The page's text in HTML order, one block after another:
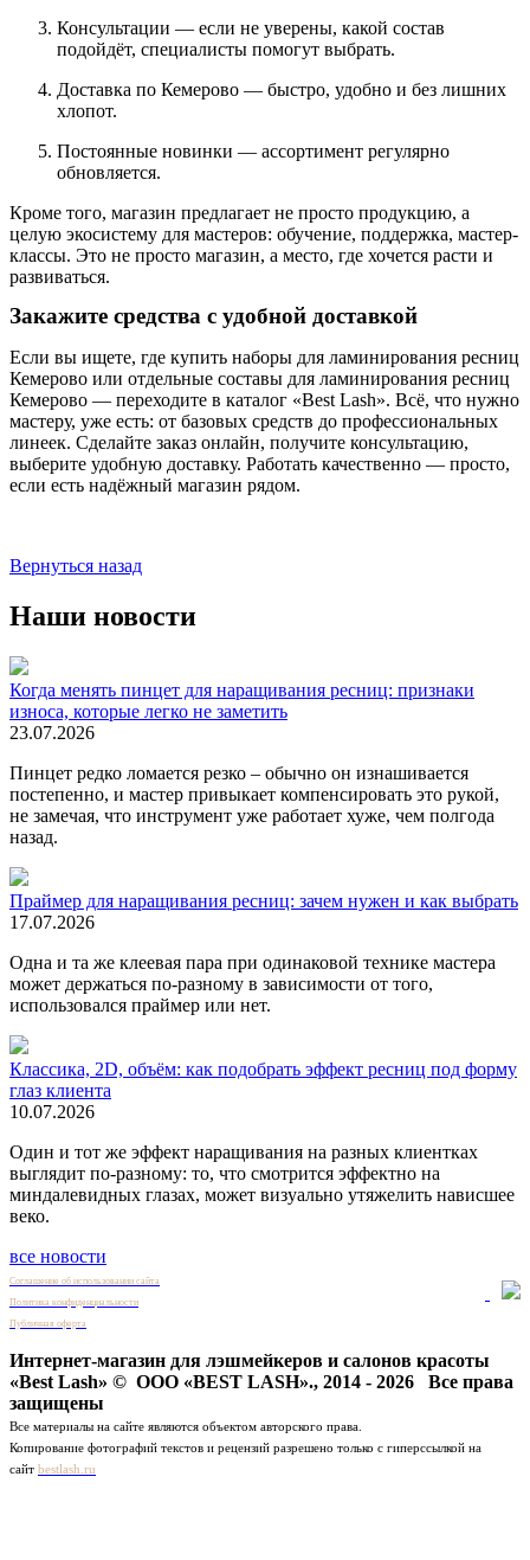
Консультации — если не уверены, какой состав
подойдёт, специалисты помогут выбрать.
Доставка по Кемерово — быстро, удобно и без лишних
хлопот.
Постоянные новинки — ассортимент регулярно
обновляется.
Кроме того, магазин предлагает не просто продукцию, а
целую экосистему для мастеров: обучение, поддержка, мастер-
классы. Это не просто магазин, а место, где хочется расти и
развиваться.
Закажите средства с удобной доставкой
Если вы ищете, где купить наборы для ламинирования ресниц
Кемерово или отдельные составы для ламинирования ресниц
Кемерово — переходите в каталог «Best Lash». Всё, что нужно
мастеру, уже есть: от базовых средств до профессиональных
линеек. Сделайте заказ онлайн, получите консультацию,
выберите удобную доставку. Работать качественно — просто,
если есть надёжный магазин рядом.
Вернуться назад
Наши новости
Когда менять пинцет для наращивания ресниц: признаки
износа, которые легко не заметить
23.07.2026
Пинцет редко ломается резко – обычно он изнашивается
постепенно, и мастер привыкает компенсировать это рукой,
не замечая, что инструмент уже работает хуже, чем полгода
назад.
Праймер для наращивания ресниц: зачем нужен и как выбрать
17.07.2026
Одна и та же клеевая пара при одинаковой технике мастера
может держаться по-разному в зависимости от того,
использовался праймер или нет.
Классика, 2D, объём: как подобрать эффект ресниц под форму
глаз клиента
10.07.2026
Один и тот же эффект наращивания на разных клиентках
выглядит по-разному: то, что смотрится эффектно на
миндалевидных глазах, может визуально утяжелить нависшее
веко.
все новости
Соглашение об использовании сайта
Политика конфиденциальности
Публичная оферта
Интернет-магазин для лэшмейкеров и салонов красоты
«Best Lash» © ООО «BEST LASH»., 2014 - 2026 Все права
защищены
Все материалы на сайте являются объектом авторского права.
Копирование фотографий текстов и рецензий разрешено только с гиперссылкой на
сайт bestlash.ru